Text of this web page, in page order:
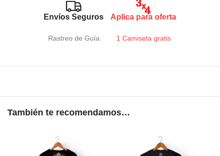
Envíos Seguros
Rastreo de Guía
Aplica para oferta
1 Camiseta gratis
También te recomendamos…